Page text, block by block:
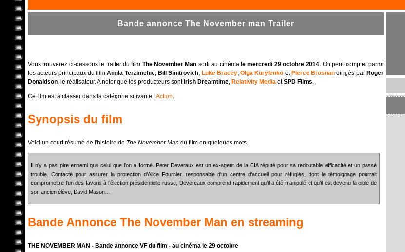
Bande annonce The November man Trailer
Vous trouverez ci-dessous le trailer du film The November Man sorti au cinéma le mercredi 29 octobre 2014. On peut compter parmi
les acteurs principaux du filmAmila Terzimehic, Bill Smitrovich, Luke Bracey,Olga Kurylenko et Pierce Brosnan dirigés par Roger
Donaldson, le réalisateur. A noter que les producteurs sont Irish Dreamtime, Relativity Media etSPD Films.
Ce film est à classer dans la catégorie suivante :Action.
Synopsis du film
Voici un court résumé de l'histoire de The November Man du film en quelques mots.
Il n'y a pas pire ennemi que celui que l'on a formé. Peter Deveraux est un ex-agent de la CIA réputé pour sa redoutable efficacité et un passé
trouble. Contacté pour assurer la protection d’Alice Fournier, responsable d'un centre d'accueil pour réfugiés, dont le témoignage pourrait
compromettre l'un des favoris à l'élection présidentielle russe, Devereaux comprend rapidement qu’il a été manipulé et qu’il est devenu la cible de
son ancien élève, David Mason…
Bande Annonce The November Man en streaming
THE NOVEMBER MAN - Bande annonce VF du film - au cinéma le 29 octobre